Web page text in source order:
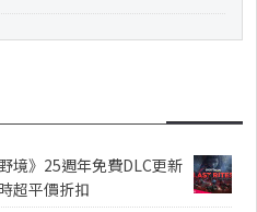
境》25週年免費DLC更新
超平價折扣